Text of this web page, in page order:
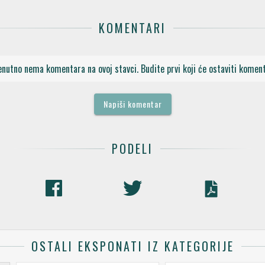
KOMENTARI
nema komentara na ovoj stavci. Budite prvi koji će ostaviti
Napiši komentar
PODELI
OSTALI EKSPONATI IZ KATEGORIJE